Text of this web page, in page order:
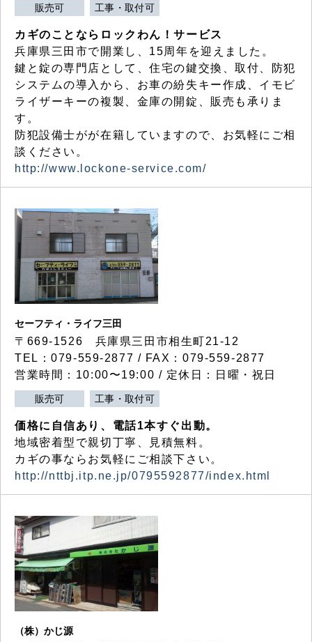
販売可 工事・取付可
カギのことならロックわん！サービス
兵庫県三田市で開業し、15周年を迎えました。
鍵と錠の専門店として、住宅の鍵交換、取付、防犯
システムの導入から、お車の紛失キー作成、イモビ
ライザーキーの複製、金庫の開錠、販売も承りま
す。
防犯設備士がが在籍していますので、お気軽にご相
談ください。
http://www.lockone-service.com/
セーフティ・ライフ三田
〒669-1526 兵庫県三田市相生町21-12
TEL：079-559-2877 / FAX：079-559-2877
営業時間：10:00〜19:00 / 定休日：日曜・祝日
販売可 工事・取付可
価格に自信あり、電話1本すぐ出動。
地域密着型で親切丁寧、見積無料。
カギの事ならお気軽にご相談下さい。
http://nttbj.itp.ne.jp/0795592877/index.html
（株）かじ源